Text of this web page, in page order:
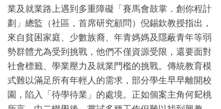
業及就業路上遇到多重障礙「賽馬會鼓掌．創你程計
劃」總監（社區，首席研究顧問）倪錫欽教授指出，
來自貧困家庭、少數族裔、年青媽媽及隱蔽青年等弱
勢群體尤為受到挑戰，他們不僅資源受限，還要面對
社會標籤、學業壓力及就業門檻的挑戰。傳統教育模
式難以滿足所有年輕人的需求，部分學生早早離開校
園，陷入「待學待業」的處境。正如個案主角何𨥈桃